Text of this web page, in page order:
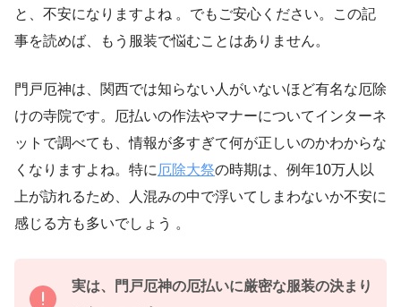
と、不安になりますよね 。でもご安心ください。この記
事を読めば、もう服装で悩むことはありません。
門戸厄神は、関西では知らない人がいないほど有名な厄除
けの寺院です。厄払いの作法やマナーについてインターネ
ットで調べても、情報が多すぎて何が正しいのかわからな
くなりますよね。特に 厄除大祭の時期は、例年10万人以
上が訪れるため、人混みの中で浮いてしまわないか不安に
感じる方も多いでしょう 。
実は、門戸厄神の厄払いに厳密な服装の決まり